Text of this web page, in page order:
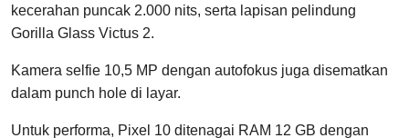
kecerahan puncak 2.000 nits, serta lapisan pelindung
Gorilla Glass Victus 2.
Kamera selfie 10,5 MP dengan autofokus juga disematkan
dalam punch hole di layar.
Untuk performa, Pixel 10 ditenagai RAM 12 GB dengan